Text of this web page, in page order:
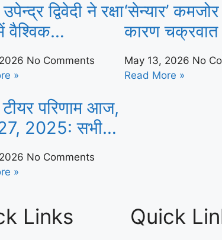
भारत समाचार
द्विवेदी ने रक्षा
वैश्विक
पर प्रकाश
समाचार
No Comments
»
‘सेन्यार’
कारण चक्रवात
तमिलनाडु-
बढ़ रहा है, 30
May 13, 2026 No
Read More »
परिणाम आज,
2025: सभी
के लिए विजेता
समाचार
No Comments
»
Links Quick